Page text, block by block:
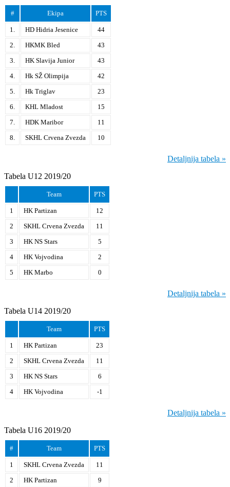
# Ekipa PTS
1. HD Hidria Jesenice
44
2.
HKMK Bled
43
3.
HK Slavija Junior
43
4.
Hk SŽ Olimpija
42
5.
Hk Triglav
23
6.
KHL Mladost
15
7.
HDK Maribor
11
8.
SKHL Crvena Zvezda 10
Detaljnija tabela »
Tabela U12 2019/20
Team PTS
1 HK Partizan
12
2
SKHL Crvena Zvezda
11
3
HK NS Stars
5
4
HK Vojvodina
2
5
HK Marbo 0
Detaljnija tabela »
Tabela U14 2019/20
Team PTS
1 HK Partizan
23
2
SKHL Crvena Zvezda
11
3
HK NS Stars
6
4
HK Vojvodina -1
Detaljnija tabela »
Tabela U16 2019/20
# Team PTS
1 SKHL Crvena Zvezda
11
2
HK Partizan
9